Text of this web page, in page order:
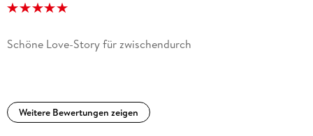
Schöne Love-Story für zwischendurch
Weitere Bewertungen zeigen